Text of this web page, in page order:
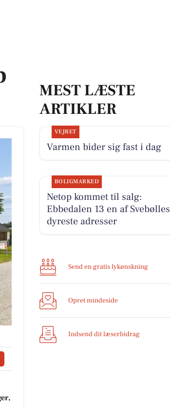
MEST LÆSTE
ARTIKLER
VEJRET
Varmen bider sig fast i dag
BOLIGMARKED
Netop kommet til salg:
Ebbedalen 13 en af Svebølles
dyreste adresser
Send en gratis lykønskning
Opret mindeside
Indsend dit læserbidrag